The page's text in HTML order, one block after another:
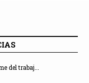
del trabaj...